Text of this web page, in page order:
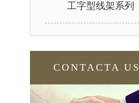
工字型线架系列
CONTACTA US